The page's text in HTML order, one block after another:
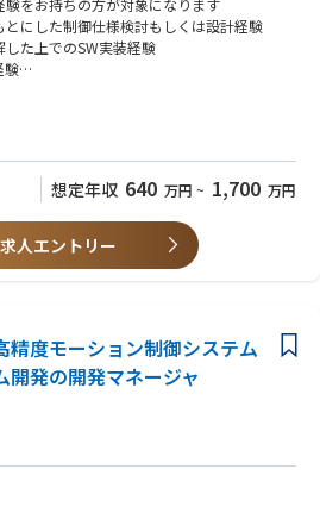
件定義を推進することで、 ビジネスとデー
報を一元管理し分析することで、組織全体
る
管理等多様な職務経歴を持つメンバー、ま
で国際色豊かなTeamです。
、外国籍社員がいるため、英語を日常的に
、メンバーで議論をしながら課題設計を設定
組織です。
タアーキテクト、財務部門、経営企画部門
ーマに携わることで、将来的には同社のエ
して活躍いただくことも含め、志向や適性
ステムアーキテクト、エンタープライズア
リアを目指していただけます（応相談）
設計から実装・定着まで責任を持てる方
ら役割を広げ、将来的にエンタープライズ
したい意欲のある方
動車業界の変革の中心で開発に携われる事に
境です
技術である制御システムの構築・開発によ
パワートレインを仕事の成果として実感でき
の視野が広がります
をお持ちの方が対象になります
とにした制御仕様検討もしくは設計経験
した上でのSW実装経験
験
計／制御開発／検証のいずれかご経験
解析／評価経験
成長させられる方
けており、チームで働ける方
想定年収 640 万円 ~ 1,700 万円
求人エントリー
精度モーション制御システム
開発の開発マネージャ